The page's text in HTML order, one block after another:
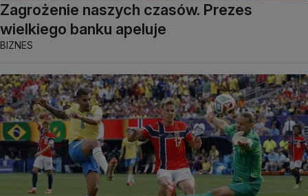
Zagrożenie naszych czasów. Prezes
wielkiego banku apeluje
BIZNES